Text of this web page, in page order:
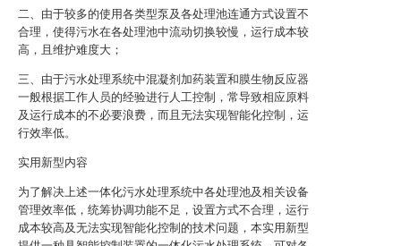
二、由于较多的使用各类型泵及各处理池连通方式设置不
合理，使得污水在各处理池中流动切换较慢，运行成本较
高，且维护难度大；
三、由于污水处理系统中混凝剂加药装置和膜生物反应器
一般根据工作人员的经验进行人工控制，常导致相应原料
及运行成本的不必要浪费，而且无法实现智能化控制，运
行效率低。
实用新型内容
为了解决上述一体化污水处理系统中各处理池及相关设备
管理效率低，统筹协调功能不足，设置方式不合理，运行
成本较高及无法实现智能化控制的技术问题，本实用新型